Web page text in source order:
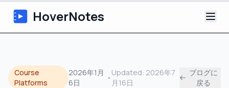
HoverNotes
Extension
Course
Platforms
2026年1月
6日
•
Updated: 2026年7
月16日
ブログに
戻る